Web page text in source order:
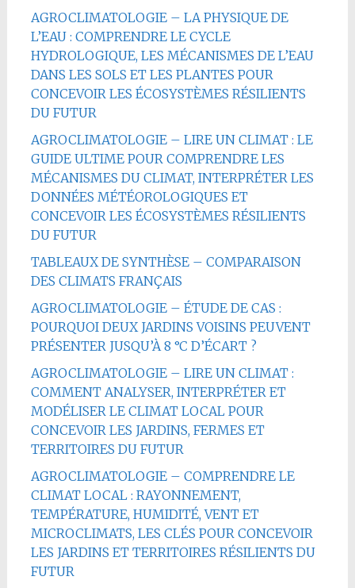
AGROCLIMATOLOGIE – LA PHYSIQUE DE
L’EAU : COMPRENDRE LE CYCLE
HYDROLOGIQUE, LES MÉCANISMES DE L’EAU
DANS LES SOLS ET LES PLANTES POUR
CONCEVOIR LES ÉCOSYSTÈMES RÉSILIENTS
DU FUTUR
AGROCLIMATOLOGIE – LIRE UN CLIMAT : LE
GUIDE ULTIME POUR COMPRENDRE LES
MÉCANISMES DU CLIMAT, INTERPRÉTER LES
DONNÉES MÉTÉOROLOGIQUES ET
CONCEVOIR LES ÉCOSYSTÈMES RÉSILIENTS
DU FUTUR
TABLEAUX DE SYNTHÈSE – COMPARAISON
DES CLIMATS FRANÇAIS
AGROCLIMATOLOGIE – ÉTUDE DE CAS :
POURQUOI DEUX JARDINS VOISINS PEUVENT
PRÉSENTER JUSQU’À 8 °C D’ÉCART ?
AGROCLIMATOLOGIE – LIRE UN CLIMAT :
COMMENT ANALYSER, INTERPRÉTER ET
MODÉLISER LE CLIMAT LOCAL POUR
CONCEVOIR LES JARDINS, FERMES ET
TERRITOIRES DU FUTUR
AGROCLIMATOLOGIE – COMPRENDRE LE
CLIMAT LOCAL : RAYONNEMENT,
TEMPÉRATURE, HUMIDITÉ, VENT ET
MICROCLIMATS, LES CLÉS POUR CONCEVOIR
LES JARDINS ET TERRITOIRES RÉSILIENTS DU
FUTUR